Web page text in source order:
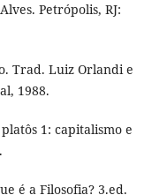
Petrópolis, RJ:
Trad. Luiz Orlandi e
1988.
1: capitalismo e
é a Filosofia? 3.ed.